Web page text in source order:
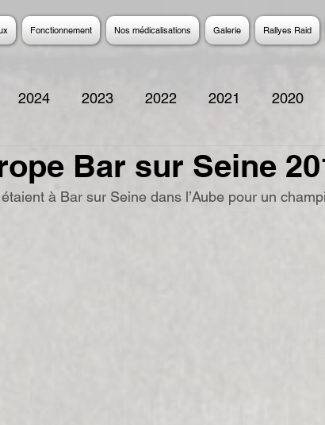
Fonctionnement Nos médicalisations Galerie Rallyes Raid
2024 2023 2022 2021 2020
2013 2012 2011 2010
Bar sur Seine
à Bar sur Seine dans l’Aube pour un